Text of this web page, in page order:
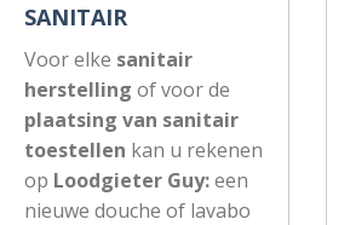
SANITAIR
Voor elke sanitair
herstelling of voor de
plaatsing van sanitair
toestellen kan u rekenen
op Loodgieter Guy:een
nieuwe douche of lavabo